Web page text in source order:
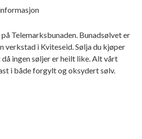
Telemarksbunaden. Bunadsølvet er
verkstad i Kviteseid. Sølja du kjøper
ingen søljer er heilt like. Alt vårt
i både forgylt og oksydert sølv.